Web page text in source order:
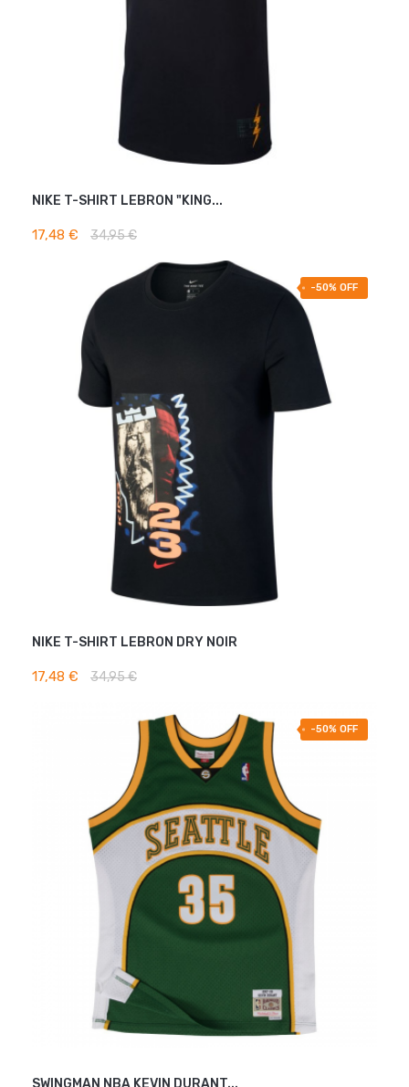
NIKE T-SHIRT LEBRON "KING...
17,48 € 34,95 €
-50% OFF
NIKE T-SHIRT LEBRON DRY NOIR
17,48 € 34,95 €
-50% OFF
SWINGMAN NBA KEVIN DURANT...